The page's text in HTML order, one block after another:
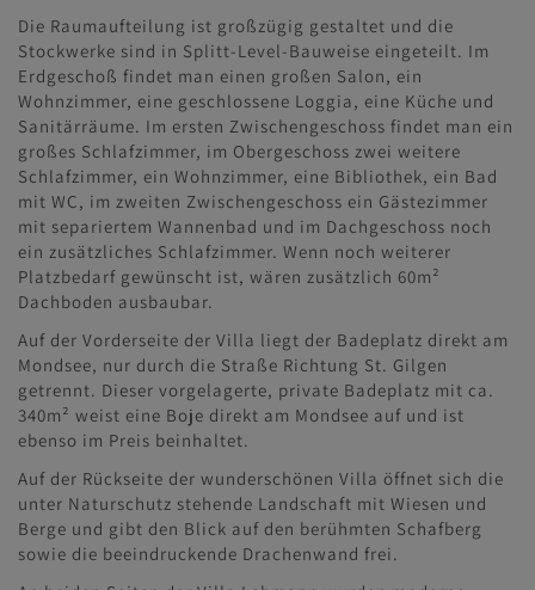
Die Raumaufteilung ist großzügig gestaltet und die
Stockwerke sind in Splitt-Level-Bauweise eingeteilt. Im
Erdgeschoß findet man einen großen Salon, ein
Wohnzimmer, eine geschlossene Loggia, eine Küche und
Sanitärräume. Im ersten Zwischengeschoss findet man ein
großes Schlafzimmer, im Obergeschoss zwei weitere
Schlafzimmer, ein Wohnzimmer, eine Bibliothek, ein Bad
mit WC, im zweiten Zwischengeschoss ein Gästezimmer
mit separiertem Wannenbad und im Dachgeschoss noch
ein zusätzliches Schlafzimmer. Wenn noch weiterer
Platzbedarf gewünscht ist, wären zusätzlich 60m²
Dachboden ausbaubar.
Auf der Vorderseite der Villa liegt der Badeplatz direkt am
Mondsee, nur durch die Straße Richtung St. Gilgen
getrennt. Dieser vorgelagerte, private Badeplatz mit ca.
340m² weist eine Boje direkt am Mondsee auf und ist
ebenso im Preis beinhaltet.
Auf der Rückseite der wunderschönen Villa öffnet sich die
unter Naturschutz stehende Landschaft mit Wiesen und
Berge und gibt den Blick auf den berühmten Schafberg
sowie die beeindruckende Drachenwand frei.